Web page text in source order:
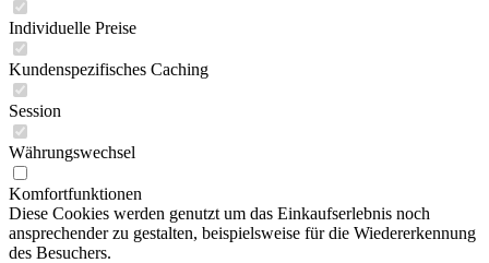
Individuelle Preise
Kundenspezifisches Caching
Session
Währungswechsel
Komfortfunktionen
Diese Cookies werden genutzt um das Einkaufserlebnis noch
ansprechender zu gestalten, beispielsweise für die Wiedererkennung
des Besuchers.